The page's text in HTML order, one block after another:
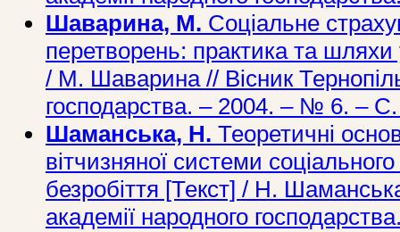
Шаварина, М. Соціальне
перетворень: практика та
/ М. Шаварина // Вісник
господарства. – 2004. – № 6. –
Шаманська, Н. Теоретичні
вітчизняної системи
безробіття [Текст] / Н.
академії народного